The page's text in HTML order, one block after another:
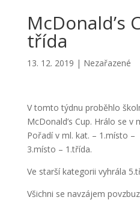
McDonald’s
třída
13. 12. 2019 | Nezařazené
V tomto týdnu proběhlo
McDonald’s Cup. Hrálo se v
Pořadí v ml. kat. – 1.místo
3.místo – 1.třída.
Ve starší kategorii vyhrála
Všichni se navzájem